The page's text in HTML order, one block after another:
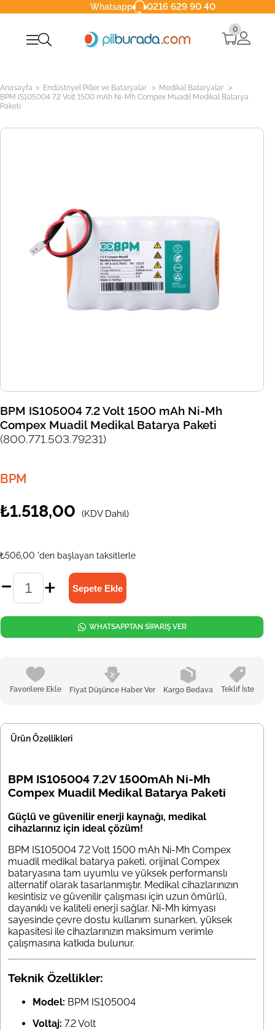
Whatsapp 0216 629 90 40
0
Anasayfa > Endüstriyel Piller ve Bataryalar > Medikal Bataryalar >
BPM IS105004 7.2 Volt 1500 mAh Ni-Mh Compex Muadil Medikal Batarya
Paketi
BPM IS105004 7.2 Volt 1500 mAh Ni-Mh
Compex Muadil Medikal Batarya Paketi
(800.771.503.79231)
BPM
₺1.518,00 (KDV Dahil)
₺506,00 'den başlayan taksitlerle
Favorilere Ekle Fiyat Düşünce Haber Ver Kargo Bedava Teklif İste
WHATSAPPTAN SİPARİŞ VER
Ürün Özellikleri
BPM IS105004 7.2V 1500mAh Ni-Mh
Compex Muadil Medikal Batarya Paketi
Güçlü ve güvenilir enerji kaynağı, medikal
cihazlarınız için ideal çözüm!
BPM IS105004 7.2 Volt 1500 mAh Ni-Mh Compex
muadil medikal batarya paketi, orijinal Compex
bataryasına tam uyumlu ve yüksek performanslı
alternatif olarak tasarlanmıştır. Medikal cihazlarınızın
kesintisiz ve güvenilir çalışması için uzun ömürlü,
dayanıklı ve kaliteli enerji sağlar. Ni-Mh kimyası
sayesinde çevre dostu kullanım sunarken, yüksek
kapasitesi ile cihazlarınızın maksimum verimle
çalışmasına katkıda bulunur.
Teknik Özellikler:
Model: BPM IS105004
Voltaj: 7.2 Volt